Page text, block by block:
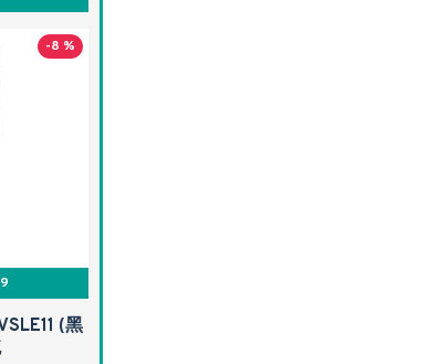
-8 %
(黑